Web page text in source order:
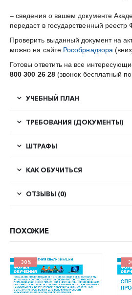
– сведения о вашем документе
передаст в государственный
Проверить выданный документ на
можно на сайте Рособрнадзора
Готовы ответить на все
800 300 26 28(звонок бесплатный
УЧЕБНЫЙ ПЛАН
ТРЕБОВАНИЯ (ДОКУМЕНТЫ)
ШТРАФЫ
КАК ОБУЧИТЬСЯ
ОТЗЫВЫ (0)
ПОХОЖИЕ
-38% -